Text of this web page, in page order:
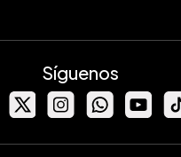
Síguenos